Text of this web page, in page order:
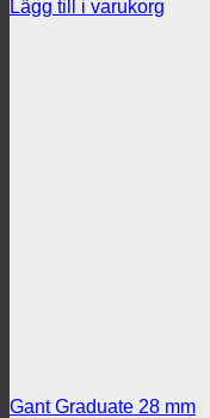
Lägg till i varukorg
Gant Graduate 28 mm